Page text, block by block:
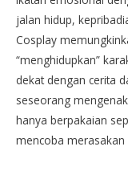
jalan hidup,
Cosplay
“menghidupkan”
dekat dengan cerita
seseorang
hanya berpakaian
mencoba